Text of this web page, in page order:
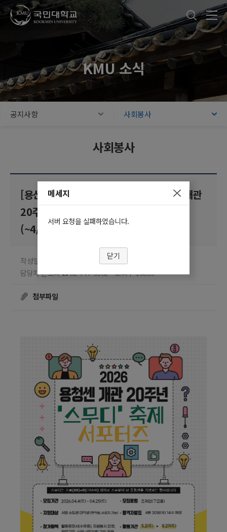
주메뉴 바로가기
본문내용 바로가기
푸터 바로가기
국민대학교
KMU 소식
공지사항 사회봉사
사회봉사
[용산청소년센터] 2026 용산청소년센터 개관
20주년 기념 '스무디' 축제 서포터즈 모집
(~4/25)
작성일 2026.04.13
담당부서 용산청소년센터
담당자 손보라☎ 02-749-0102 조회수10055
첨부파일
메세지
서버 요청을 실패하였습니다.
닫기